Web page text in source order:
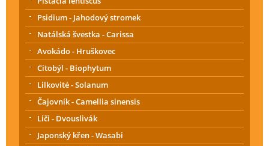
Psidium - Jahodový stromek
Natálská švestka - Carissa
Avokádo - Hruškovec
Citobýl - Biophytum
Lilkovité - Solanum
Čajovník - Camellia sinensis
Liči - Dvouslivák
Japonský křen - Wasabi